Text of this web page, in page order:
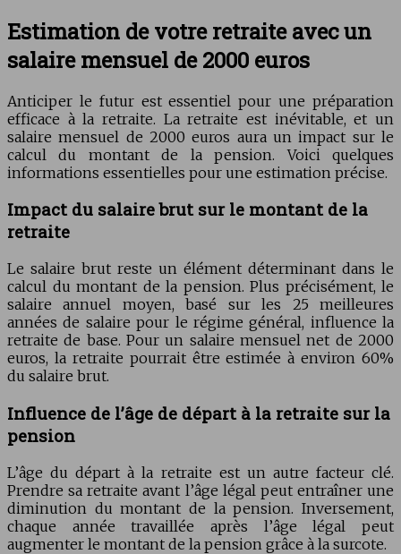
Estimation de votre retraite avec un
salaire mensuel de 2000 euros
Anticiper le futur est essentiel pour une préparation
efficace à la retraite. La retraite est inévitable, et un
salaire mensuel de 2000 euros aura un impact sur le
calcul du montant de la pension. Voici quelques
informations essentielles pour une estimation précise.
Impact du salaire brut sur le montant de la
retraite
Le salaire brut reste un élément déterminant dans le
calcul du montant de la pension. Plus précisément, le
salaire annuel moyen, basé sur les 25 meilleures
années de salaire pour le régime général, influence la
retraite de base. Pour un salaire mensuel net de 2000
euros, la retraite pourrait être estimée à environ 60%
du salaire brut.
Influence de l’âge de départ à la retraite sur la
pension
L’âge du départ à la retraite est un autre facteur clé.
Prendre sa retraite avant l’âge légal peut entraîner une
diminution du montant de la pension. Inversement,
chaque année travaillée après l’âge légal peut
augmenter le montant de la pension grâce à la surcote.